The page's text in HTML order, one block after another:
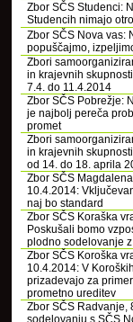
Zbor SČS Studenci:
Studencih nimajo
Zbor SČS Nova vas:
popuščajmo,
Zbori
in krajevnih
7.4. do 11.4.2014
Zbor SČS Pobrežje:
je najbolj pereča
promet
Zbori
in krajevnih
od 14. do 18. aprila
Zbor SČS
10.4.2014:
naj bo standard
Zbor SČS Koraška
Poskušali bomo
plodno sodelovanje z
Zbor SČS Koroška
10.4.2014: V
prizadevajo za
prometno ureditev
Zbor SČS Radvanje,
sodelovanju s SČS